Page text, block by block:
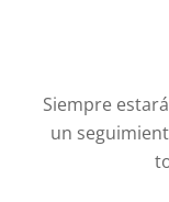
Siempre
un